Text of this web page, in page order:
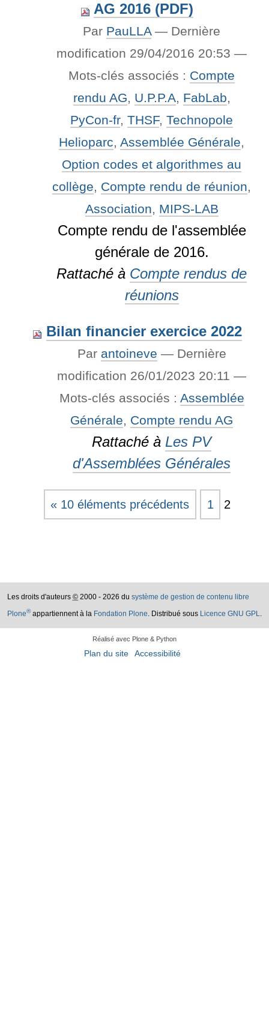
AG 2016 (PDF)
Par PauLLA — Dernière
modification 29/04/2016 20:53—
Mots-clés associés : Compte
rendu AG, U.P.P.A, FabLab,
PyCon-fr,THSF,Technopole
Helioparc,Assemblée Générale,
Option codes et algorithmes au
collège, Compte rendu de réunion,
Association, MIPS-LAB
Compte rendu de l'assemblée
générale de 2016.
Rattaché à Compte rendus de
réunions
Bilan financier exercice 2022
Par antoineve — Dernière
modification 26/01/2023 20:11—
Mots-clés associés : Assemblée
Générale, Compte rendu AG
Rattaché à Les PV
d'Assemblées Générales
« 10 éléments précédents 1 2
Les droits d'auteurs © 2000 - 2026 du système de gestion de contenu libre
Plone®appartiennent à la Fondation Plone . Distribué sous Licence GNU GPL
Réalisé avec Plone & Python
Plan du site Accessibilité